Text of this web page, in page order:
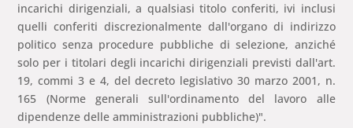
incarichi dirigenziali, a qualsiasi titolo conferiti, ivi inclusi
quelli conferiti discrezionalmente dall'organo di indirizzo
politico senza procedure pubbliche di selezione, anziché
solo per i titolari degli incarichi dirigenziali previsti dall'art.
19, commi 3 e 4, del decreto legislativo 30 marzo 2001, n.
165 (Norme generali sull'ordinamento del lavoro alle
dipendenze delle amministrazioni pubbliche)".